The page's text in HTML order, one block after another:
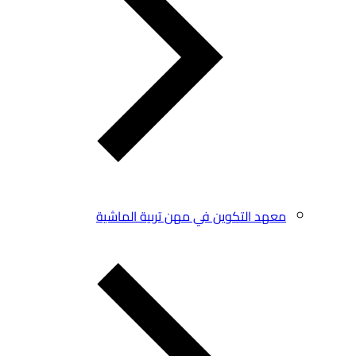
معهد التكوين في مهن تربية الماشية